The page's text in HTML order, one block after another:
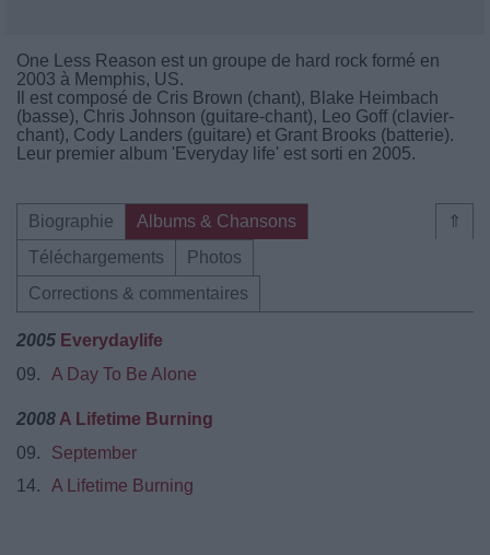
One Less Reason est un groupe de hard rock formé en
2003 à Memphis, US.
Il est composé de Cris Brown (chant), Blake Heimbach
(basse), Chris Johnson (guitare-chant), Leo Goff (clavier-
chant), Cody Landers (guitare) et Grant Brooks (batterie).
Leur premier album 'Everyday life' est sorti en 2005.
⇑
Biographie
Albums & Chansons
Téléchargements
Photos
Corrections & commentaires
2005 Everydaylife
09.
A Day To Be Alone
2008 A Lifetime Burning
09.
September
14.
A Lifetime Burning